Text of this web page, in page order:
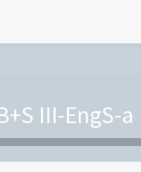
III-EngS-a